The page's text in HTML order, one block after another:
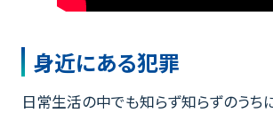
身近にある犯罪
日常生活の中でも知らず知らずのうち